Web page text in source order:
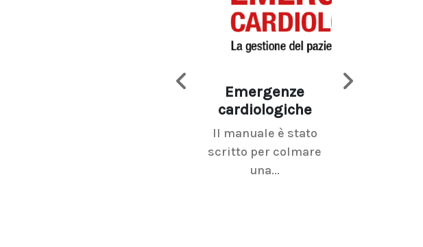
Emergenze
cardiologiche
Il manuale è stato
scritto per colmare
una...